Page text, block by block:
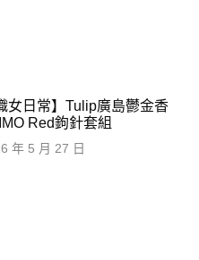
女日常】Tulip廣島鬱金香
Red鉤針套組
年 5 月 27 日